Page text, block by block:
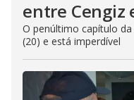
entre Cengiz
O penúltimo capítulo
(20) e está imperdível